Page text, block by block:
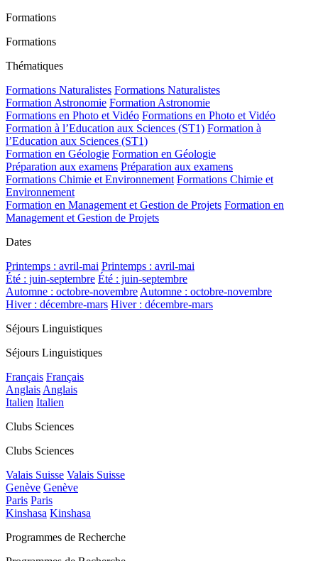
Formations
Formations
Thématiques
Formations Naturalistes Formations Naturalistes
Formation Astronomie Formation Astronomie
Formations en Photo et Vidéo Formations en Photo et Vidéo
Formation à l’Education aux Sciences (ST1) Formation à
l’Education aux Sciences (ST1)
Formation en Géologie Formation en Géologie
Préparation aux examens Préparation aux examens
Formations Chimie et Environnement Formations Chimie et
Environnement
Formation en Management et Gestion de Projets Formation en
Management et Gestion de Projets
Dates
Printemps : avril-mai Printemps : avril-mai
Été : juin-septembre Été : juin-septembre
Automne : octobre-novembre Automne : octobre-novembre
Hiver : décembre-mars Hiver : décembre-mars
Séjours Linguistiques
Séjours Linguistiques
Français Français
Anglais Anglais
Italien Italien
Clubs Sciences
Clubs Sciences
Valais Suisse Valais Suisse
Genève Genève
Paris Paris
Kinshasa Kinshasa
Programmes de Recherche